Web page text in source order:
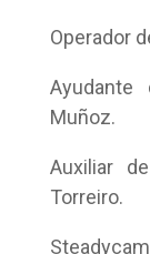
Operador
Ayudante
Muñoz.
Auxiliar
Torreiro.